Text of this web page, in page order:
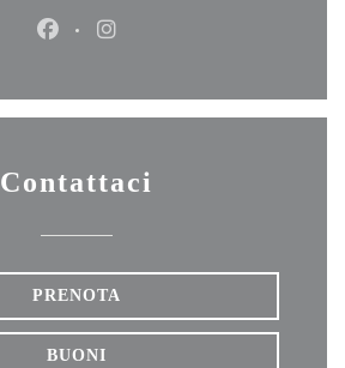
Facebook ((apre una nuova
Contattaci
PRENOTA
BUONI